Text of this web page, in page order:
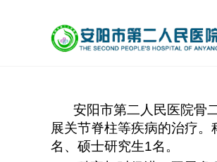
安阳市第二人民医院骨
展关节脊柱等疾病的治疗。
名、硕士研究生1名。